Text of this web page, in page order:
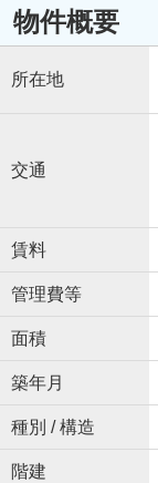
物件概要
所在地
交通
賃料
管理費等
面積
築年月
種別 / 構造
階建